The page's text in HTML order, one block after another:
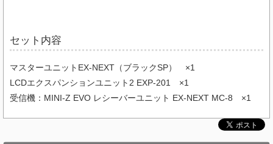
セット内容
マスターユニットEX-NEXT（ブラックSP） ×1
LCDエクスパンションユニット2 EXP-201 ×1
受信機：MINI-Z EVO レシーバーユニット EX-NEXT MC-8 ×1